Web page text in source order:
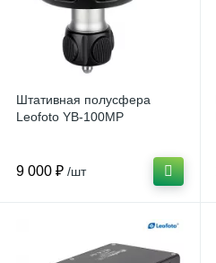
Штативная полусфера
Leofoto YB-100MP
9 000 ₽ /шт